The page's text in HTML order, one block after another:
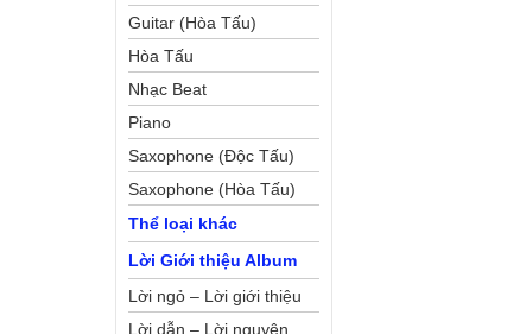
Guitar (Hòa Tấu)
Hòa Tấu
Nhạc Beat
Piano
Saxophone (Độc Tấu)
Saxophone (Hòa Tấu)
Thể loại khác
Lời Giới thiệu Album
Lời ngỏ – Lời giới thiệu
Lời dẫn – Lời nguyện